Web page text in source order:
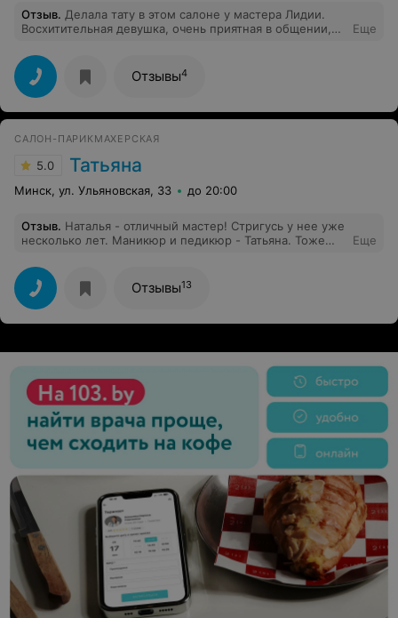
Отзыв. Делала тату в этом салоне у мастера Лидии.
Восхитительная девушка, очень приятная в общении,
боли и других неприятностей с ней не ощущалось.
Татуировка выполнена в соответствии со всеми моими
желаниями. Период заживления прошел быстро. Если
решусь на вторую, буду делать только у неё.
Рекомендую всем, особенно женщинам. Лида - вы
Еще
Отзывы4
САЛОН-ПАРИКМАХЕРСКАЯ
5.0 Татьяна
Минск, ул. Ульяновская, 33 до 20:00
Отзыв. Наталья - отличный мастер! Стригусь у нее уже
несколько лет. Маникюр и педикюр - Татьяна. Тоже
Еще
Отзывы13